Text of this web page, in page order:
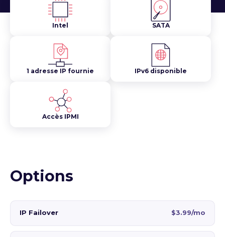
Intel SATA
1 adresse IP fournie IPv6 disponible
Accès IPMI
Options
IP Failover $3.99/mo